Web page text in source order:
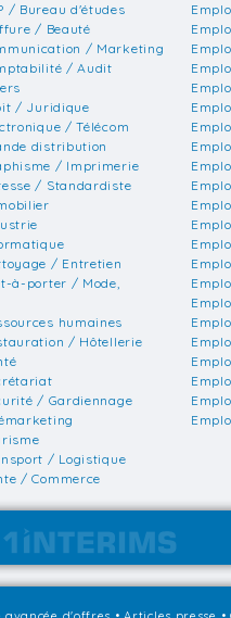
/ Bureau d'études
/ Beauté
/ Marketing
/ Audit
/ Juridique
/ Télécom
distribution
/ Imprimerie
/ Standardiste
/ Entretien
à-porter / Mode,
humaines
/ Hôtellerie
/ Gardiennage
/ Logistique
/ Commerce